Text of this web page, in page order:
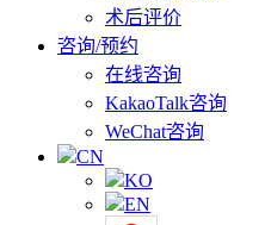
术后评价
咨询/预约
在线咨询
KakaoTalk咨询
WeChat咨询
CN
KO
EN